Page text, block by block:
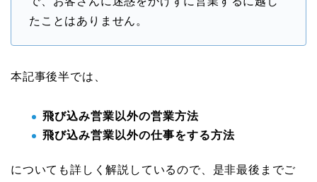
たことはありません 。
本記事後半では、
飛び込み営業以外の営業方法
飛び込み営業以外の仕事をする方法
についても詳しく解説しているので、是非最後までご